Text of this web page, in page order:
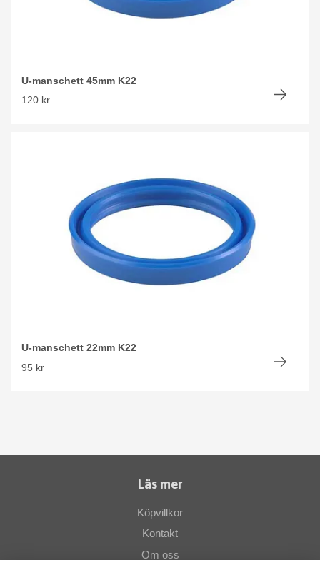
U-manschett 45mm K22
120 kr
U-manschett 22mm K22
95 kr
Läs mer
Köpvillkor
Kontakt
Om oss